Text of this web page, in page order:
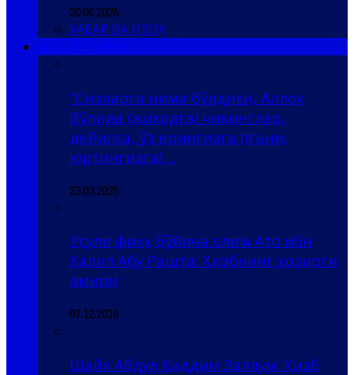
20.06.2026
ХАБАР ВА ИЗОҲ
“Сизларга нима бўлдики, Аллоҳ
йўлида (жиҳодга) чиқинглар,
дейилса, ўз ерингизга (яъни,
юртингизга) ...
23.03.2025
Усули фиқҳ бўйича олим Ато ибн
Халил Абу Рашта: Ҳизбнинг ҳозирги
амири
07.12.2016
Шайх Абдул Қаддим Заллум: Ҳизб